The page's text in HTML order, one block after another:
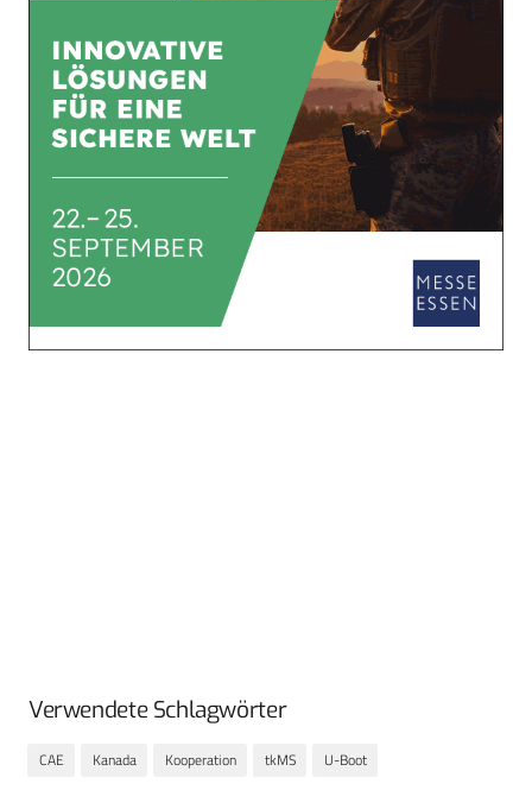
Verwendete Schlagwörter
CAE Kanada Kooperation tkMS U-Boot